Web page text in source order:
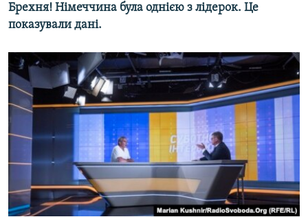
Брехня! Німеччина була однією з лідерок. Це
показували дані.